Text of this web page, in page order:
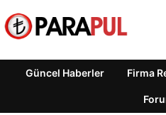
Güncel Haberler Firma